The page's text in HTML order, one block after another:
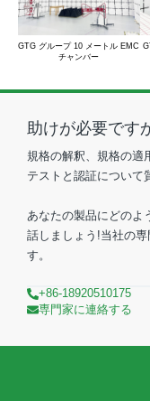
GTG グループ 10 メートル EMC
チャンバー
助けが必要です
規格の解釈、規格の適
テストと認証について
あなたの製品にどのよ
話しましょう!当社の
す。
+86-18920510175
専門家に連絡する